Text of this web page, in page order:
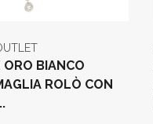
ORO BIANCO
ROLÒ CON